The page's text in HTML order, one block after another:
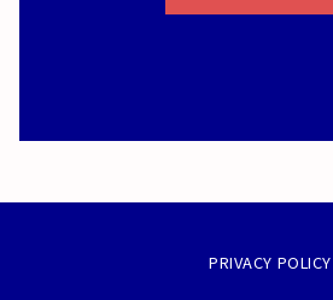
PRIVACY POLICY